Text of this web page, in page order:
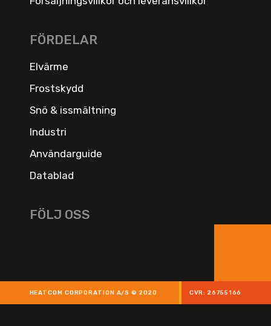
FÖRDELAR
Elvärme
Frostskydd
Snö & issmältning
Industri
Användarguide
Datablad
FÖLJ OSS
HEATCOM CORPORATION A/S © 2020 CVR: 26755166